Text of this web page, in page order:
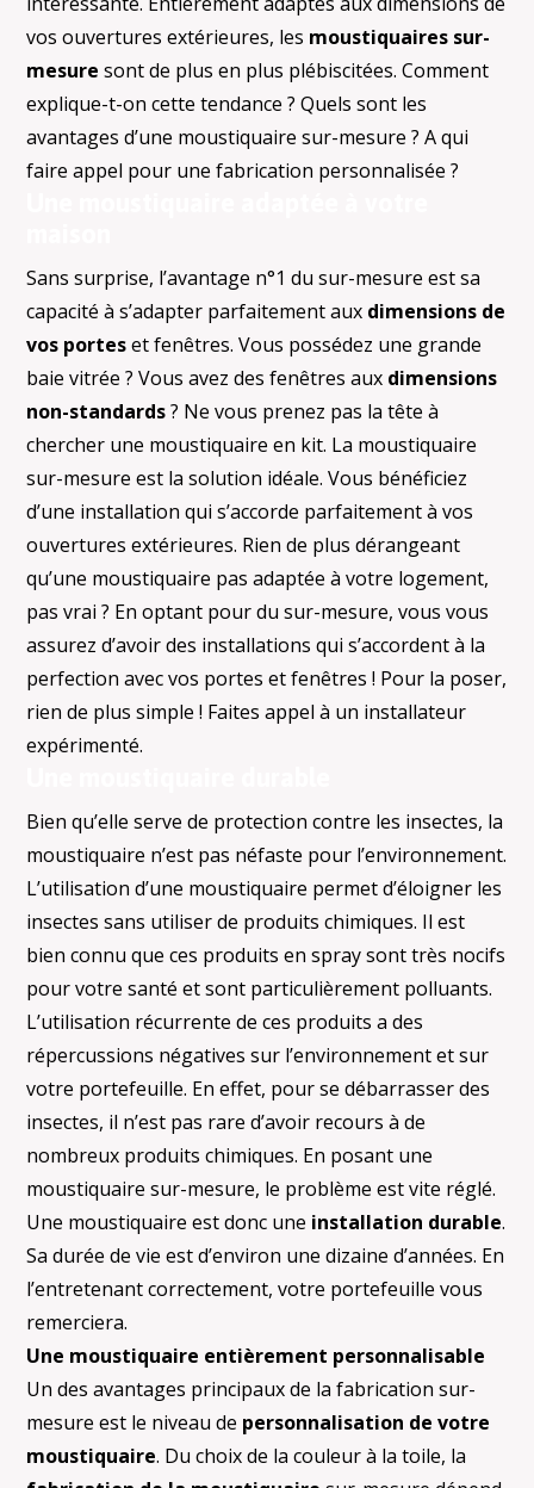
vos ouvertures extérieures, les moustiquaires sur-
mesure sont de plus en plus plébiscitées. Comment
explique-t-on cette tendance ? Quels sont les
avantages d’une moustiquaire sur-mesure ? A qui
faire appel pour une fabrication personnalisée ?
Sans surprise, l’avantage n°1 du sur-mesure est sa
capacité à s’adapter parfaitement aux dimensions de
vos porteset fenêtres. Vous possédez une grande
baie vitrée ? Vous avez des fenêtres aux dimensions
non-standards? Ne vous prenez pas la tête à
chercher une moustiquaire en kit. La moustiquaire
sur-mesure est la solution idéale. Vous bénéficiez
d’une installation qui s’accorde parfaitement à vos
ouvertures extérieures. Rien de plus dérangeant
qu’une moustiquaire pas adaptée à votre logement,
pas vrai ? En optant pour du sur-mesure, vous vous
assurez d’avoir des installations qui s’accordent à la
perfection avec vos portes et fenêtres ! Pour la poser,
rien de plus simple ! Faites appel à un installateur
expérimenté.
Bien qu’elle serve de protection contre les insectes, la
moustiquaire n’est pas néfaste pour l’environnement.
L’utilisation d’une moustiquaire permet d’éloigner les
insectes sans utiliser de produits chimiques. Il est
bien connu que ces produits en spray sont très nocifs
pour votre santé et sont particulièrement polluants.
L’utilisation récurrente de ces produits a des
répercussions négatives sur l’environnement et sur
votre portefeuille. En effet, pour se débarrasser des
insectes, il n’est pas rare d’avoir recours à de
nombreux produits chimiques. En posant une
moustiquaire sur-mesure, le problème est vite réglé.
Une moustiquaire est donc une installation durable.
Sa durée de vie est d’environ une dizaine d’années. En
l’entretenant correctement, votre portefeuille vous
remerciera.
Une moustiquaire entièrement personnalisable
Un des avantages principaux de la fabrication sur-
mesure est le niveau de personnalisation de votre
moustiquaire. Du choix de la couleur à la toile, la